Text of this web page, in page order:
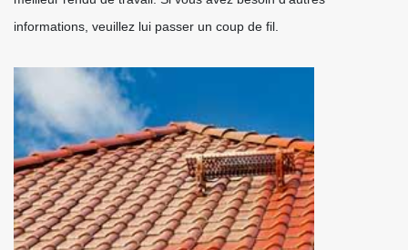
informations, veuillez lui passer un coup de fil.